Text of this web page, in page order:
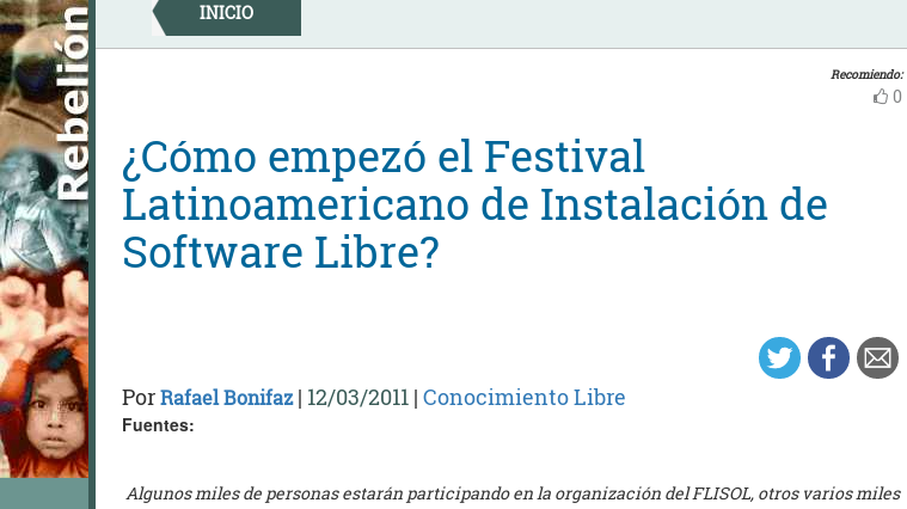
Skip
to
content
INICIO
Recomiendo:
0
¿Cómo empezó el Festival
Latinoamericano de Instalación de
Software Libre?
PorRafael Bonifaz| 12/03/2011 | Conocimiento Libre
Fuentes:
Algunos miles de personas estarán participando en la organización del FLISOL, otros varios miles